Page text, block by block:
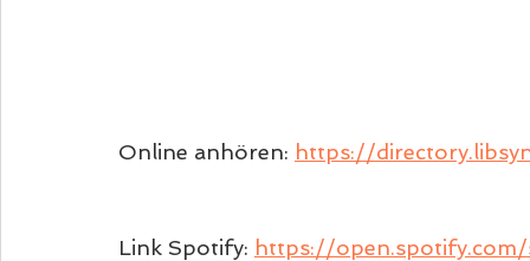
Online anhören: https://
Link Spotify: https://